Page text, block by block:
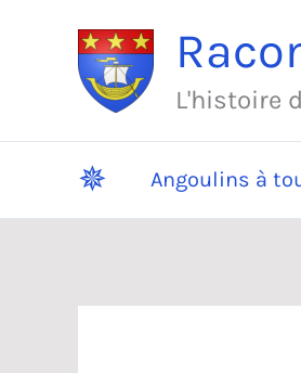
L'histoire
✵ Angoulins à